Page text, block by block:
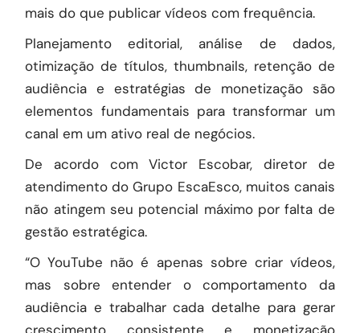
mais do que publicar vídeos com frequência.
Planejamento editorial, análise de dados,
otimização de títulos, thumbnails, retenção de
audiência e estratégias de monetização são
elementos fundamentais para transformar um
canal em um ativo real de negócios.
De acordo com Victor Escobar, diretor de
atendimento do Grupo EscaEsco, muitos canais
não atingem seu potencial máximo por falta de
gestão estratégica.
“O YouTube não é apenas sobre criar vídeos,
mas sobre entender o comportamento da
audiência e trabalhar cada detalhe para gerar